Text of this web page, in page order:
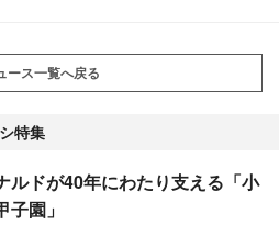
ース一覧へ戻る
特集
ルドが40年にわたり支える「小
子園」